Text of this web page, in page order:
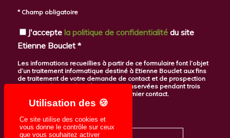
* Champ obligatoire
J'accepte la politique de confidentialitédu site
Etienne Bouclet *
Les informations recueillies à partir de ce formulaire font l’objet
d’un traitement informatique destiné à Etienne Bouclet aux fins
de traitement de votre demande de contact et de prospection
commerciale. Ces données seront conservées pendant trois
ans à compter de la date de votre dernier contact.
Voir plus
Ce site utilise des cookies et
vous donne le contrôle sur ceux
que vous souhaitez activer